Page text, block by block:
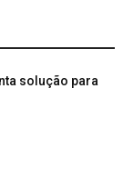
solução para